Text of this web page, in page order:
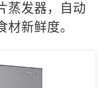
蒸发器，自动
新鲜度。